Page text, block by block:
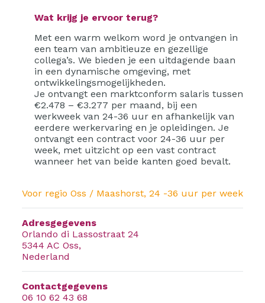
Voor regio Oss / Maashorst, 24 -36 uur per week
Adresgegevens
Orlando di Lassostraat 24
5344 AC Oss,
Nederland
Contactgegevens
06 10 62 43 68
Wat krijg je ervoor terug?
Met een warm welkom word je ontvangen in
een team van ambitieuze en gezellige
collega’s. We bieden je een uitdagende baan
in een dynamische omgeving, met
ontwikkelingsmogelijkheden.
Je ontvangt een marktconform salaris tussen
€2.478 – €3.277 per maand, bij een
werkweek van 24-36 uur en afhankelijk van
eerdere werkervaring en je opleidingen. Je
ontvangt een contract voor 24-36 uur per
week, met uitzicht op een vast contract
wanneer het van beide kanten goed bevalt.